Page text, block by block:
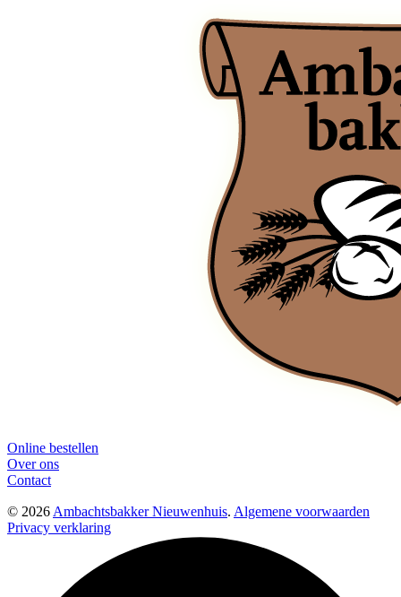
Online bestellen
Over ons
Contact
© 2026 Ambachtsbakker Nieuwenhuis. Algemene voorwaarden
Privacy verklaring